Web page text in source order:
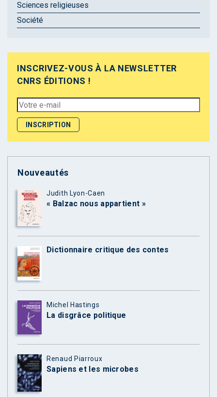
Sciences religieuses
Société
INSCRIVEZ-VOUS À LA NEWSLETTER
CNRS ÉDITIONS !
Nouveautés
Judith Lyon-Caen
« Balzac nous appartient »
Dictionnaire critique des contes
Michel Hastings
La disgrâce politique
Renaud Piarroux
Sapiens et les microbes